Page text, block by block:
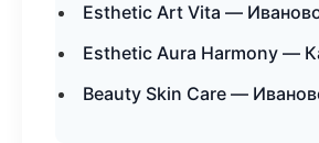
Esthetic Art Vita —
Esthetic Aura Harmony —
Beauty Skin Care —